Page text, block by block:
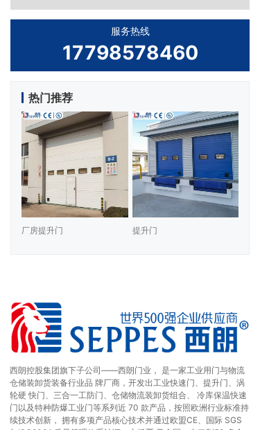
服务热线
17798578460
热门推荐
厂房提升门 提升门
西朗控股集团旗下子公司——西朗门业， 是一家工业用门与物流
仓储装卸货装备行业品 牌厂商，开发出工业快速门、提升门、涡
轮硬 快门、三合一工防门、仓储物流装卸货组合、 冷库保温快速
门以及特种防爆工业门等系列近 70 款产品，按照欧洲行业标准持
续技术创新， 拥有多项产品核心技术并通过欧盟CE、国际 SGS